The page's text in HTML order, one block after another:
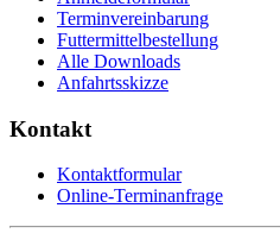
Terminvereinbarung
Futtermittelbestellung
Alle Downloads
Anfahrtsskizze
Kontakt
Kontaktformular
Online-Terminanfrage